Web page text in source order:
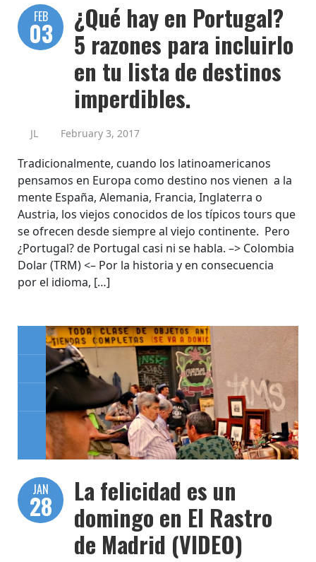
FEB
03
¿Qué hay en Portugal?
5 razones para incluirlo
en tu lista de destinos
imperdibles.
JL February 3, 2017
Tradicionalmente, cuando los latinoamericanos
pensamos en Europa como destino nos vienen a la
mente España, Alemania, Francia, Inglaterra o
Austria, los viejos conocidos de los típicos tours que
se ofrecen desde siempre al viejo continente. Pero
¿Portugal? de Portugal casi ni se habla. –> Colombia
Dolar (TRM) <– Por la historia y en consecuencia
por el idioma, […]
JAN
28
La felicidad es un
domingo en El Rastro
de Madrid (VIDEO)